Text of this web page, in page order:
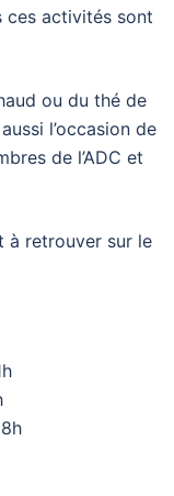
ces activités sont
ou du thé de
l’occasion de
de l’ADC et
à retrouver sur le